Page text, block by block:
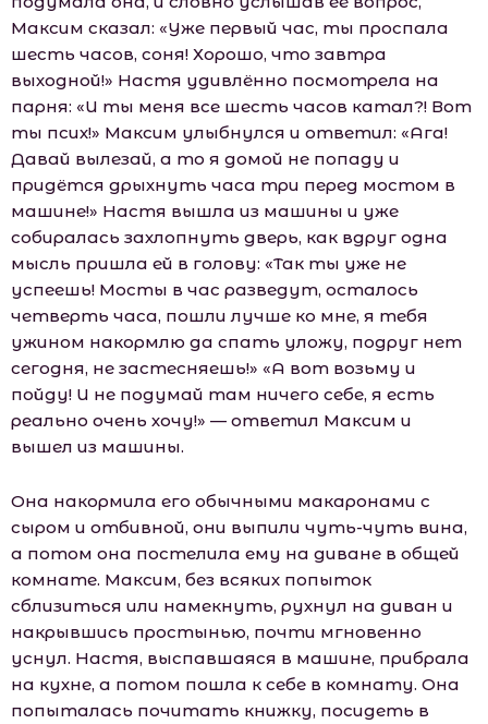
Максим сказал: «Уже первый час, ты проспала
шесть часов, соня! Хорошо, что завтра
выходной!» Настя удивлённо посмотрела на
парня: «И ты меня все шесть часов катал?! Вот
ты псих!» Максим улыбнулся и ответил: «Ага!
Давай вылезай, а то я домой не попаду и
придётся дрыхнуть часа три перед мостом в
машине!» Настя вышла из машины и уже
собиралась захлопнуть дверь, как вдруг одна
мысль пришла ей в голову: «Так ты уже не
успеешь! Мосты в час разведут, осталось
четверть часа, пошли лучше ко мне, я тебя
ужином накормлю да спать уложу, подруг нет
сегодня, не застесняешь!» «А вот возьму и
пойду! И не подумай там ничего себе, я есть
реально очень хочу!» — ответил Максим и
вышел из машины.
Она накормила его обычными макаронами с
сыром и отбивной, они выпили чуть-чуть вина,
а потом она постелила ему на диване в общей
комнате. Максим, без всяких попыток
сблизиться или намекнуть, рухнул на диван и
накрывшись простынью, почти мгновенно
уснул. Настя, выспавшаяся в машине, прибрала
на кухне, а потом пошла к себе в комнату. Она
попыталась почитать книжку, посидеть в